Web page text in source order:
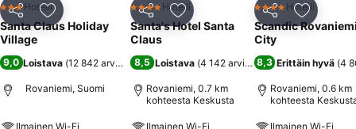
Jaa Lisää suosikkeihin
3 Tähtiluokitus
Hotelli
Santa Claus Holiday
Village
9,0 Loistava (12 842 arviota )
Rovaniemi, Suomi
Ilmainen Wi-Fi
Jaa Lisää suosikkeihin
4 Tähtiluokitus
Hotelli
Santa's Hotel Santa
Claus
8,5 Loistava (4 142 arviota)
Rovaniemi, 0.7 km
kohteesta Keskusta
Ilmainen Wi-Fi
Jaa Lisää
4 Tähtiluokitus
Hotelli
Scandic
City
8,3 Erittäin hyvä (4
Rovaniemi, 0.6 km
kohteesta
Ilmainen Wi-Fi